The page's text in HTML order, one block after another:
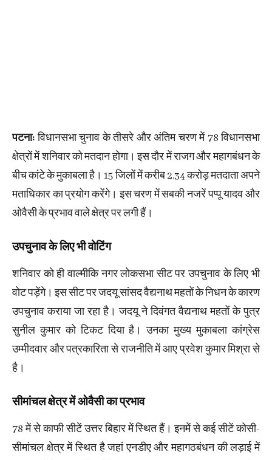
पटना:विधानसभा चुनाव के तीसरे और अंतिम चरण में 78 विधानसभा
क्षेत्रों में शनिवार को मतदान होगा। इस दौर में राजग और महागबंधन के
बीच कांटे के मुकाबला है। 15 जिलों में करीब 2.34 करोड़ मतदाता अपने
मताधिकार का प्रयोग करेंगे। इस चरण में सबकी नजरें पप्पू यादव और
ओवैसी के प्रभाव वाले क्षेत्र पर लगी हैं।
उपचुनाव के लिए भी वोटिंग
शनिवार को ही वाल्मीकि नगर लोकसभा सीट पर उपचुनाव के लिए भी
वोट पड़ेंगे। इस सीट पर जदयू सांसद वैद्यनाथ महतों के निधन के कारण
उपचुनाव कराया जा रहा है। जदयू ने दिवंगत वैद्यनाथ महतों के पुत्र
सुनील कुमार को टिकट दिया है। उनका मुख्य मुकाबला कांग्रेस
उम्मीदवार और पत्रकारिता से राजनीति में आए प्रवेश कुमार मिश्रा से
है।
सीमांचल क्षेत्र में ओवैसी का प्रभाव
78 में से काफी सीटें उत्तर बिहार में स्थित हैं। इनमें से कई सीटें कोसी-
सीमांचल क्षेत्र में स्थित है जहां एनडीए और महागठबंधन की लड़ाई में